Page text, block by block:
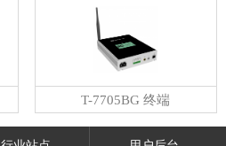
T-7705BG 终端